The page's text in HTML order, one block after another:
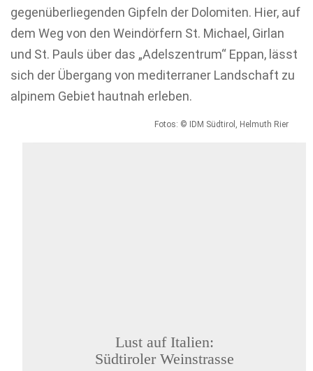
gegenüberliegenden Gipfeln der Dolomiten. Hier, auf
dem Weg von den Weindörfern St. Michael, Girlan
und St. Pauls über das „Adelszentrum“ Eppan, lässt
sich der Übergang von mediterraner Landschaft zu
alpinem Gebiet hautnah erleben.
Fotos: © IDM Südtirol, Helmuth Rier
Lust auf Italien:
Südtiroler Weinstrasse